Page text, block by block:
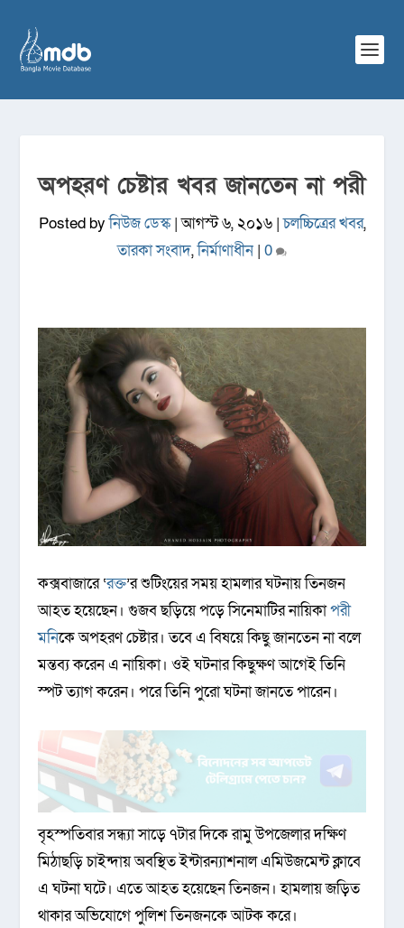
অপহরণ চেষ্টার খবর জানতেন না পরী
Posted byনিউজ ডেস্ক|আগস্ট ৬, ২০১৬|চলচ্চিত্রের খবর,
তারকা সংবাদ,নির্মাণাধীন| 0
কক্সবাজারে ‘রক্ত’র শুটিংয়ের সময় হামলার ঘটনায় তিনজন
আহত হয়েছেন। গুজব ছড়িয়ে পড়ে সিনেমাটির নায়িকাপরী
মনিকে অপহরণ চেষ্টার। তবে এ বিষয়ে কিছু জানতেন না বলে
মন্তব্য করেন এ নায়িকা। ওই ঘটনার কিছুক্ষণ আগেই তিনি
স্পট ত্যাগ করেন। পরে তিনি পুরো ঘটনা জানতে পারেন।
বৃহস্পতিবার সন্ধ্যা সাড়ে ৭টার দিকে রামু উপজেলার দক্ষিণ
মিঠাছড়ি চাইন্দায় অবস্থিত ইন্টারন্যাশনাল এমিউজমেন্ট ক্লাবে
এ ঘটনা ঘটে। এতে আহত হয়েছেন তিনজন। হামলায় জড়িত
থাকার অভিযোগে পুলিশ তিনজনকে আটক করে।